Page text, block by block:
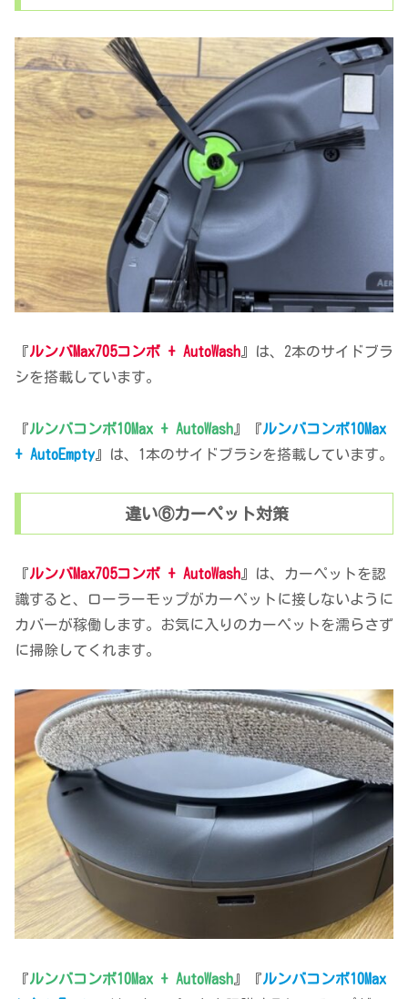
『ルンバMax705コンボ + AutoWash 』は、2本のサイドブラ
シを搭載しています。
『ルンバコンボ10Max + AutoWash 』『ルンバコンボ10Max
+ AutoEmpty』は、1本のサイドブラシを搭載しています。
違い⑥カーペット対策
『ルンバMax705コンボ + AutoWash 』は、カーペットを認
識すると、ローラーモップがカーペットに接しないように
カバーが稼働します。お気に入りのカーペットを濡らさず
に掃除してくれます。
『ルンバコンボ10Max + AutoWash 』『ルンバコンボ10Max